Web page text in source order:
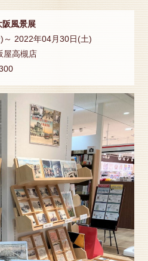
阪風景展
～ 2022年04月30日(土)
屋高槻店